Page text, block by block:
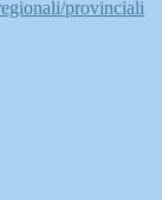
provinciali